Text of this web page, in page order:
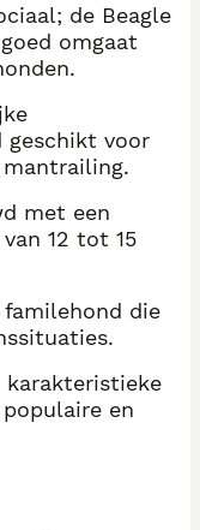
de Beagle
omgaat
geschikt voor
met een
12 tot 15
familehond die
karakteristieke
en